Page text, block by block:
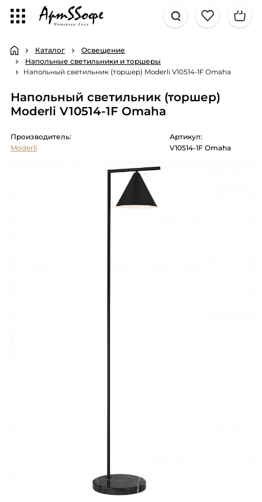
Каталог
Освещение
Напольные светильники и торшеры
Напольный светильник (торшер) Moderli V10514-1F Omaha
Напольный светильник (торшер)
Moderli V10514-1F Omaha
Производитель:
Moderli
Артикул:
V10514-1F Omaha